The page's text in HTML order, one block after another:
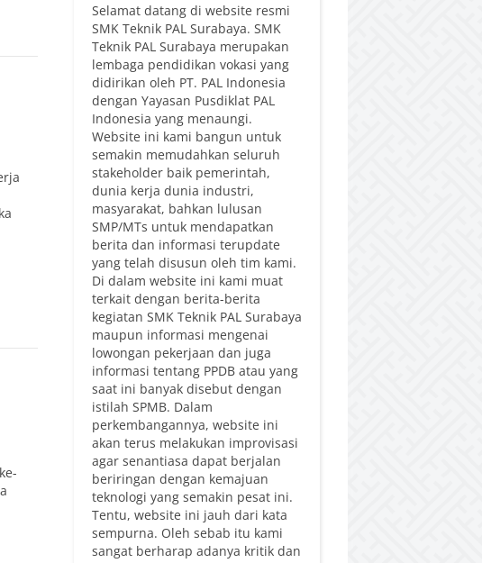
Selamat datang di website resmi
SMK Teknik PAL Surabaya. SMK
Teknik PAL Surabaya merupakan
lembaga pendidikan vokasi yang
didirikan oleh PT. PAL Indonesia
dengan Yayasan Pusdiklat PAL
Indonesia yang menaungi.
Website ini kami bangun untuk
semakin memudahkan seluruh
stakeholder baik pemerintah,
dunia kerja dunia industri,
masyarakat, bahkan lulusan
SMP/MTs untuk mendapatkan
berita dan informasi terupdate
yang telah disusun oleh tim kami.
Di dalam website ini kami muat
terkait dengan berita-berita
kegiatan SMK Teknik PAL Surabaya
maupun informasi mengenai
lowongan pekerjaan dan juga
informasi tentang PPDB atau yang
saat ini banyak disebut dengan
istilah SPMB. Dalam
perkembangannya, website ini
akan terus melakukan improvisasi
agar senantiasa dapat berjalan
beriringan dengan kemajuan
teknologi yang semakin pesat ini.
Tentu, website ini jauh dari kata
sempurna. Oleh sebab itu kami
sangat berharap adanya kritik dan